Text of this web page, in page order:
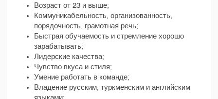
Возраст от 23 и выше;
Коммуникабельность, организованность,
порядочность, грамотная речь;
Быстрая обучаемость и стремление хорошо
зарабатывать;
Лидерские качества;
Чувство вкуса и стиля;
Умение работать в команде;
Владение русским, туркменским и английским